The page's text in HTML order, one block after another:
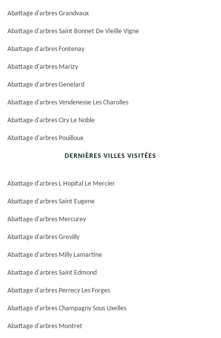
Abattage d'arbres Grandvaux
Abattage d'arbres Saint Bonnet De Vieille Vigne
Abattage d'arbres Fontenay
Abattage d'arbres Marizy
Abattage d'arbres Genelard
Abattage d'arbres Vendenesse Les Charolles
Abattage d'arbres Ciry Le Noble
Abattage d'arbres Pouilloux
DERNIÈRES VILLES VISITÉES
Abattage d'arbres L Hopital Le Mercier
Abattage d'arbres Saint Eugene
Abattage d'arbres Mercurey
Abattage d'arbres Grevilly
Abattage d'arbres Milly Lamartine
Abattage d'arbres Saint Edmond
Abattage d'arbres Perrecy Les Forges
Abattage d'arbres Champagny Sous Uxelles
Abattage d'arbres Montret